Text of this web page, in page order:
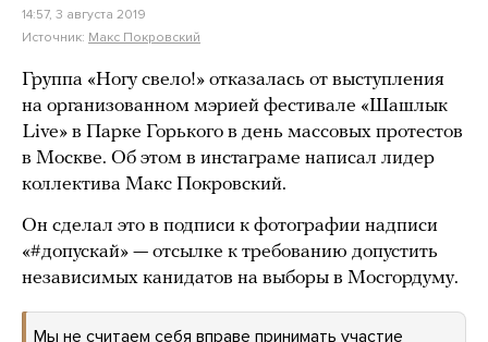
14:57, 3 августа 2019
Источник: Макс Покровский
Группа «Ногу свело!» отказалась от выступления
на организованном мэрией фестивале «Шашлык
Live» в Парке Горького в день массовых протестов
в Москве. Об этом в инстаграме написал лидер
коллектива Макс Покровский.
Он сделал это в подписи к фотографии надписи
«#допускай» — отсылке к требованию допустить
независимых канидатов на выборы в Мосгордуму.
Мы не считаем себя вправе принимать участие